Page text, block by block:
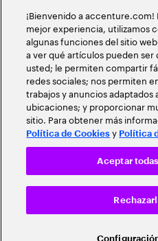
¡Bienvenido a
mejor experiencia, utilizamos
algunas funciones del sitio
a ver qué artículos pueden ser
usted; le permiten compartir
redes sociales; nos permiten
trabajos y anuncios adaptados
ubicaciones; y proporcionar
sitio. Para obtener más
Política de Cookies y Política
Aceptar